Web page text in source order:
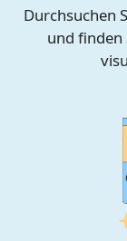
Durchsuchen
und finden